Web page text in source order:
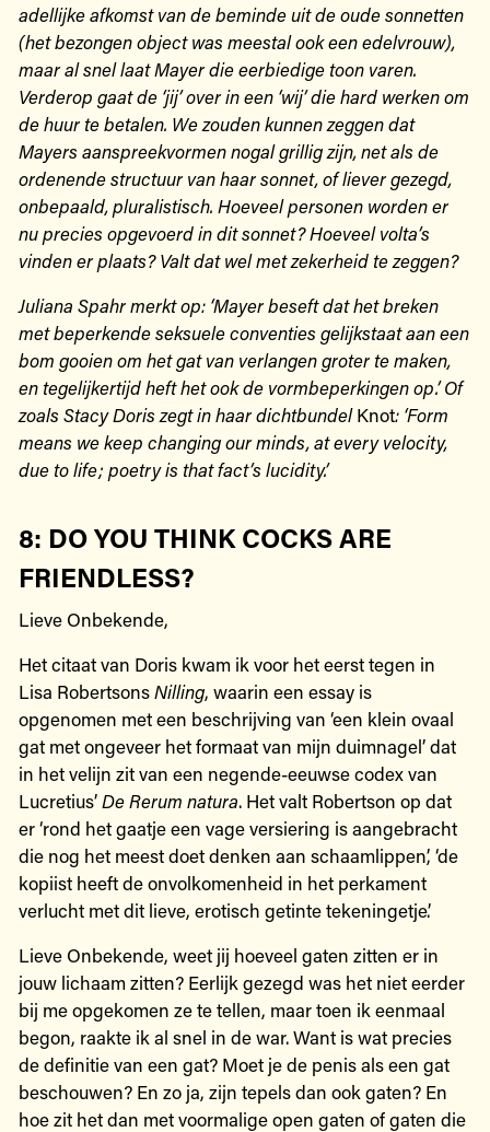
adellijke afkomst van de beminde uit de oude sonnetten
(het bezongen object was meestal ook een edelvrouw),
maar al snel laat Mayer die eerbiedige toon varen.
Verderop gaat de ‘jij’ over in een ‘wij’ die hard werken om
de huur te betalen. We zouden kunnen zeggen dat
Mayers aanspreekvormen nogal grillig zijn, net als de
ordenende structuur van haar sonnet, of liever gezegd,
onbepaald, pluralistisch. Hoeveel personen worden er
nu precies opgevoerd in dit sonnet? Hoeveel volta’s
vinden er plaats? Valt dat wel met zekerheid te zeggen?
Juliana Spahr merkt op: ‘Mayer beseft dat het breken
met beperkende seksuele conventies gelijkstaat aan een
bom gooien om het gat van verlangen groter te maken,
en tegelijkertijd heft het ook de vormbeperkingen op.’ Of
zoals Stacy Doris zegt in haar dichtbundelKnot: ‘Form
means we keep changing our minds, at every velocity,
due to life; poetry is that fact’s lucidity.’
8: DO YOU THINK COCKS ARE
FRIENDLESS?
Lieve Onbekende,
Het citaat van Doris kwam ik voor het eerst tegen in
Lisa RobertsonsNilling, waarin een essay is
opgenomen met een beschrijving van ‘een klein ovaal
gat met ongeveer het formaat van mijn duimnagel’ dat
in het velijn zit van een negende-eeuwse codex van
Lucretius’De Rerum natura. Het valt Robertson op dat
er ‘rond het gaatje een vage versiering is aangebracht
die nog het meest doet denken aan schaamlippen’, ‘de
kopiist heeft de onvolkomenheid in het perkament
verlucht met dit lieve, erotisch getinte tekeningetje’.
Lieve Onbekende, weet jij hoeveel gaten zitten er in
jouw lichaam zitten? Eerlijk gezegd was het niet eerder
bij me opgekomen ze te tellen, maar toen ik eenmaal
begon, raakte ik al snel in de war. Want is wat precies
de definitie van een gat? Moet je de penis als een gat
beschouwen? En zo ja, zijn tepels dan ook gaten? En
hoe zit het dan met voormalige open gaten of gaten die